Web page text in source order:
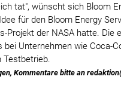
tat", wünscht sich Bloom
für den Bloom Energy
Projekt der NASA hatte. Die
Unternehmen wie Coca-
Testbetrieb.
Kommentare bitte an